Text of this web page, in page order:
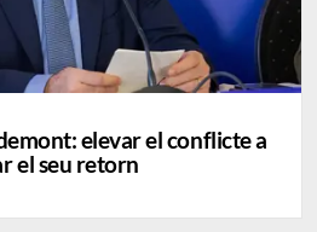
elevar el conflicte a
el seu retorn